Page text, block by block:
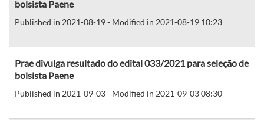
bolsista Paene
Published in 2021-08-19 - Modified in 2021-08-19 10:23
Prae divulga resultado do edital 033/2021 para seleção de
bolsista Paene
Published in 2021-09-03 - Modified in 2021-09-03 08:30